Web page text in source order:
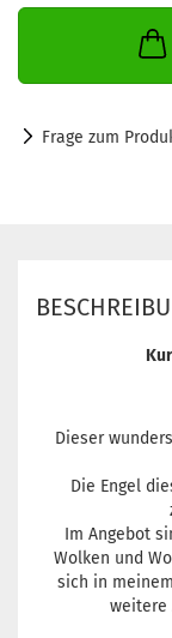
Frage zum
Dieser
Die Engel
Im Angebot
Wolken und
sich in
weitere